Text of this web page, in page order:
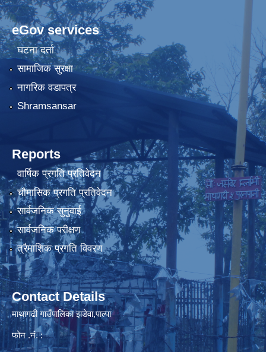
eGov services
घटना दर्ता
सामाजिक सुरक्षा
नागरिक वडापत्र
Shramsansar
Reports
वार्षिक प्रगति प्रतिवेदन
चौमासिक प्रगति प्रतिवेदन
सार्वजनिक सुनुवाई
सार्वजनिक परीक्षण
त्रैमाशिक प्रगति विवरण
Contact Details
माथागढी गाउँपालिका झडेवा,पाल्पा
फोन .नं. :